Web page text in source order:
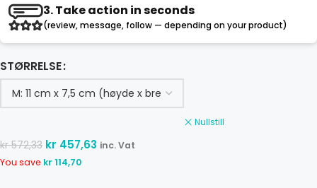
3. Take action in seconds
(review, message, follow — depending on your product)
STØRRELSE
Nullstill
kr572,33 kr 457,63 inc. Vat
You save kr 114,70